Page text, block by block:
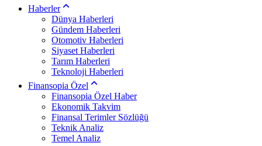
Haberler
Dünya Haberleri
Gündem Haberleri
Otomotiv Haberleri
Siyaset Haberleri
Tarım Haberleri
Teknoloji Haberleri
Finansopia Özel
Finansopia Özel Haber
Ekonomik Takvim
Finansal Terimler Sözlüğü
Teknik Analiz
Temel Analiz